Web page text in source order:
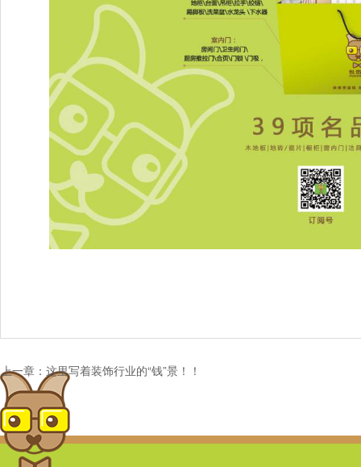
上一章：这里写着装饰行业的“钱”景！！